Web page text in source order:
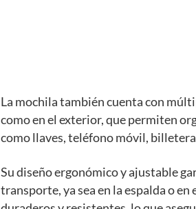
La mochila también cuenta con
como en el exterior, que permiten
como llaves, teléfono móvil,
Su diseño ergonómico y ajustable
transporte, ya sea en la espalda o